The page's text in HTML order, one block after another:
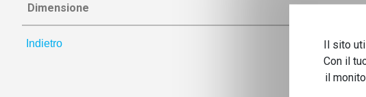
Dimensione
Indietro
Il sito
Con il
il